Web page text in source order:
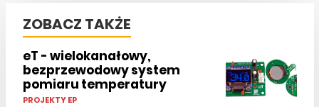
ZOBACZ TAKŻE
eT - wielokanałowy,
bezprzewodowy system
pomiaru temperatury
PROJEKTY EP